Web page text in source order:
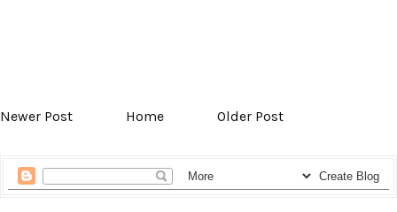
Newer Post Home Older Post